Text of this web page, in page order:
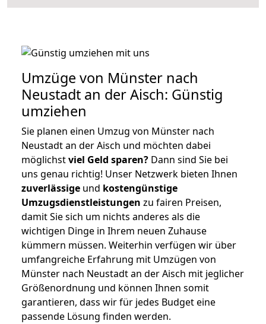
Umzüge von Münster nach
Neustadt an der Aisch: Günstig
umziehen
Sie planen einen Umzug von Münster nach
Neustadt an der Aisch und möchten dabei
möglichstviel Geld sparen? Dann sind Sie bei
uns genau richtig! Unser Netzwerk bieten Ihnen
zuverlässige und kostengünstige
Umzugsdienstleistungen zu fairen Preisen,
damit Sie sich um nichts anderes als die
wichtigen Dinge in Ihrem neuen Zuhause
kümmern müssen. Weiterhin verfügen wir über
umfangreiche Erfahrung mit Umzügen von
Münster nach Neustadt an der Aisch mit jeglicher
Größenordnung und können Ihnen somit
garantieren, dass wir für jedes Budget eine
passende Lösung finden werden.